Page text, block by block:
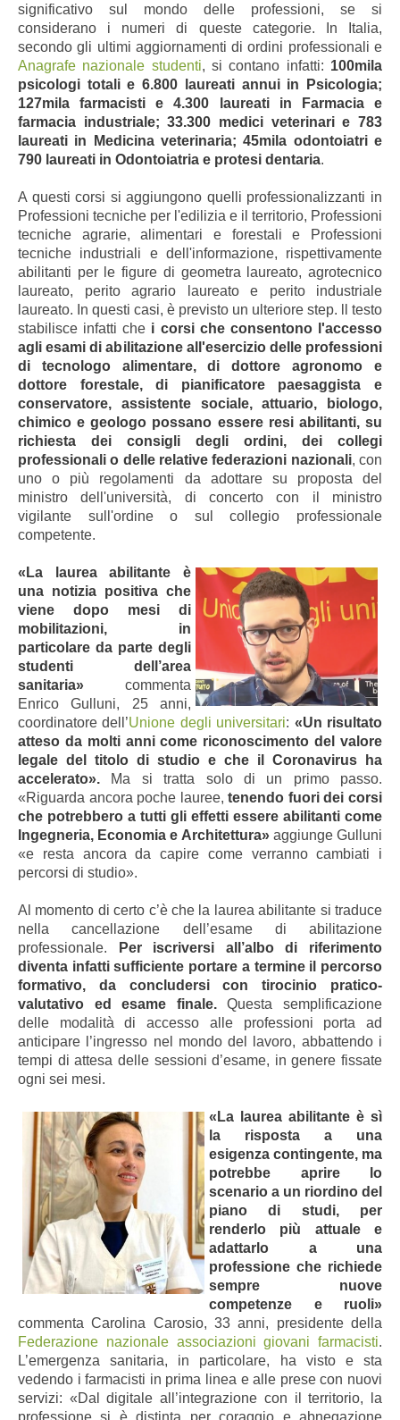
significativo sul mondo delle professioni, se si
considerano i numeri di queste categorie. In Italia,
secondo gli ultimi aggiornamenti di ordini professionali e
Anagrafe nazionale studenti, si contano infatti: 100mila
psicologi totali e 6.800 laureati annui in Psicologia;
127mila farmacisti e 4.300 laureati in Farmacia e
farmacia industriale; 33.300 medici veterinari e 783
laureati in Medicina veterinaria; 45mila odontoiatri e
790 laureati in Odontoiatria e protesi dentaria.
A questi corsi si aggiungono quelli professionalizzanti in
Professioni tecniche per l'edilizia e il territorio, Professioni
tecniche agrarie, alimentari e forestali e Professioni
tecniche industriali e dell'informazione, rispettivamente
abilitanti per le figure di geometra laureato, agrotecnico
laureato, perito agrario laureato e perito industriale
laureato. In questi casi, è previsto un ulteriore step.
ll testo
stabilisce infatti che i corsi che consentono l'accesso
agli esami di abilitazione all'esercizio delle professioni
di tecnologo alimentare, di dottore agronomo e
dottore forestale, di pianificatore paesaggista e
conservatore, assistente sociale, attuario, biologo,
chimico e geologo possano essere resi abilitanti, su
richiesta dei consigli degli ordini, dei collegi
professionali o delle relative federazioni nazionali, con
uno o più regolamenti da adottare su proposta del
ministro dell'università, di concerto con il ministro
vigilante sull'ordine o sul collegio professionale
competente.
«La laurea abilitante è
una notizia positiva che
viene dopo mesi di
mobilitazioni, in
particolare da parte degli
studenti dell’area
sanitaria» commenta
Enrico Gulluni, 25 anni,
coordinatore dell’Unione degli universitari: «Un risultato
atteso da molti anni come riconoscimento del valore
legale del titolo di studio e che il Coronavirus ha
accelerato».
Ma si tratta solo di un primo passo.
«Riguarda ancora poche lauree,tenendo fuori dei corsi
che potrebbero a tutti gli effetti essere abilitanti come
Ingegneria, Economia e Architettura»aggiunge Gulluni
«e resta ancora da capire come verranno cambiati i
percorsi di studio».
Al momento di certo c’è che la laurea abilitante si traduce
nella cancellazione dell’esame di abilitazione
professionale.
Per iscriversi all’albo di riferimento
diventa infatti sufficiente portare a termine il percorso
formativo, da concludersi con tirocinio pratico-
valutativo ed esame finale.Questa semplificazione
delle modalità di accesso alle professioni porta ad
anticipare l’ingresso nel mondo del lavoro, abbattendo i
tempi di attesa delle sessioni d’esame, in genere fissate
ogni sei mesi.
«La laurea abilitante è sì
la risposta a una
esigenza contingente, ma
potrebbe aprire lo
scenario a un riordino del
piano di studi, per
renderlo più attuale e
adattarlo a una
professione che richiede
sempre nuove
competenze e ruoli»
commenta Carolina Carosio, 33 anni, presidente della
Federazione nazionale associazioni giovani farmacisti.
L’emergenza sanitaria, in particolare, ha visto e sta
vedendo i farmacisti in prima linea e alle prese con nuovi
servizi: «Dal digitale all’integrazione con il territorio, la